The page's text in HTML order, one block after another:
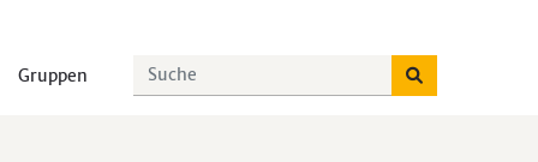
Gruppen